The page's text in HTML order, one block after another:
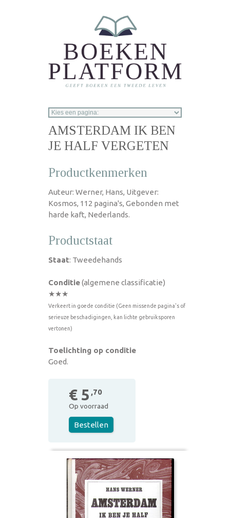
AMSTERDAM IK BEN
JE HALF VERGETEN
Productkenmerken
Auteur: Werner, Hans, Uitgever:
Kosmos, 112 pagina's, Gebonden met
harde kaft, Nederlands.
Productstaat
Staat: Tweedehands
Conditie(algemene classificatie)
★★★
Verkeert in goede conditie (Geen missende pagina's of
serieuze beschadigingen, kan lichte gebruiksporen
vertonen)
Toelichting op conditie
Goed.
€ 5 ,70
Op voorraad
Bestellen